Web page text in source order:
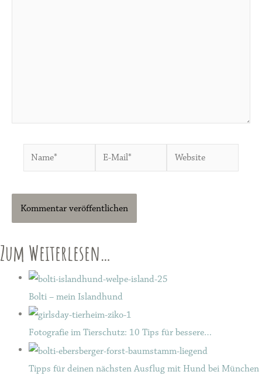
Name*
Mail*
Website
Zum Weiterlesen…
Bolti – mein Islandhund
Fotografie im Tierschutz: 10 Tips für bessere…
Tipps für deinen nächsten Ausflug mit Hund bei München